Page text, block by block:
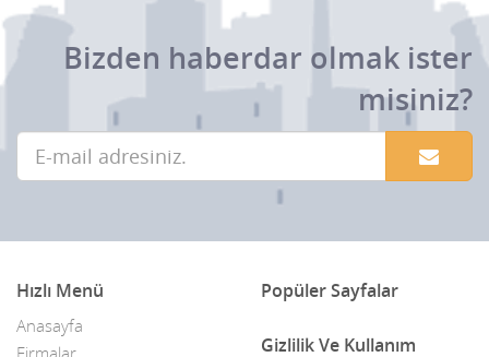
Bizden haberdar olmak ister
misiniz?
Hızlı Menü
Anasayfa
Popüler Sayfalar
Gizlilik Ve Kullanım